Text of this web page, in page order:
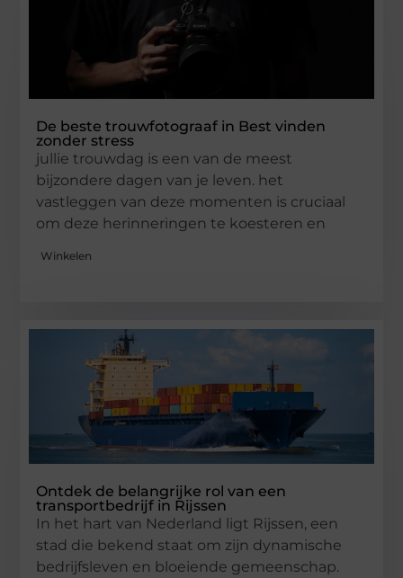
De beste trouwfotograaf in Best vinden
zonder stress
jullie trouwdag is een van de meest
bijzondere dagen van je leven. het
vastleggen van deze momenten is cruciaal
om deze herinneringen te koesteren en
Winkelen
Ontdek de belangrijke rol van een
transportbedrijf in Rijssen
In het hart van Nederland ligt Rijssen, een
stad die bekend staat om zijn dynamische
bedrijfsleven en bloeiende gemeenschap.